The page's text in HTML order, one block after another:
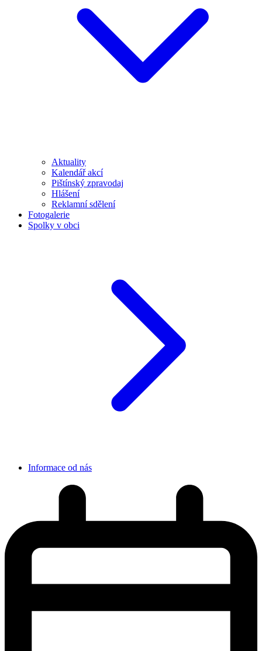
Aktuality
Kalendář akcí
Pištínský zpravodaj
Hlášení
Reklamní sdělení
Fotogalerie
Spolky v obci
Informace od nás